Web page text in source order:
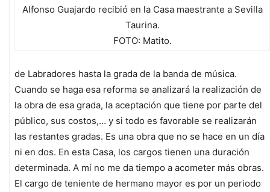
Alfonso Guajardo recibió en la Casa maestrante a Sevilla
Taurina.
FOTO: Matito.
de Labradores hasta la grada de la banda de música.
Cuando se haga esa reforma se analizará la realización de
la obra de esa grada, la aceptación que tiene por parte del
público, sus costos,… y si todo es favorable se realizarán
las restantes gradas. Es una obra que no se hace en un día
ni en dos. En esta Casa, los cargos tienen una duración
determinada. A mí no me da tiempo a acometer más obras.
El cargo de teniente de hermano mayor es por un periodo